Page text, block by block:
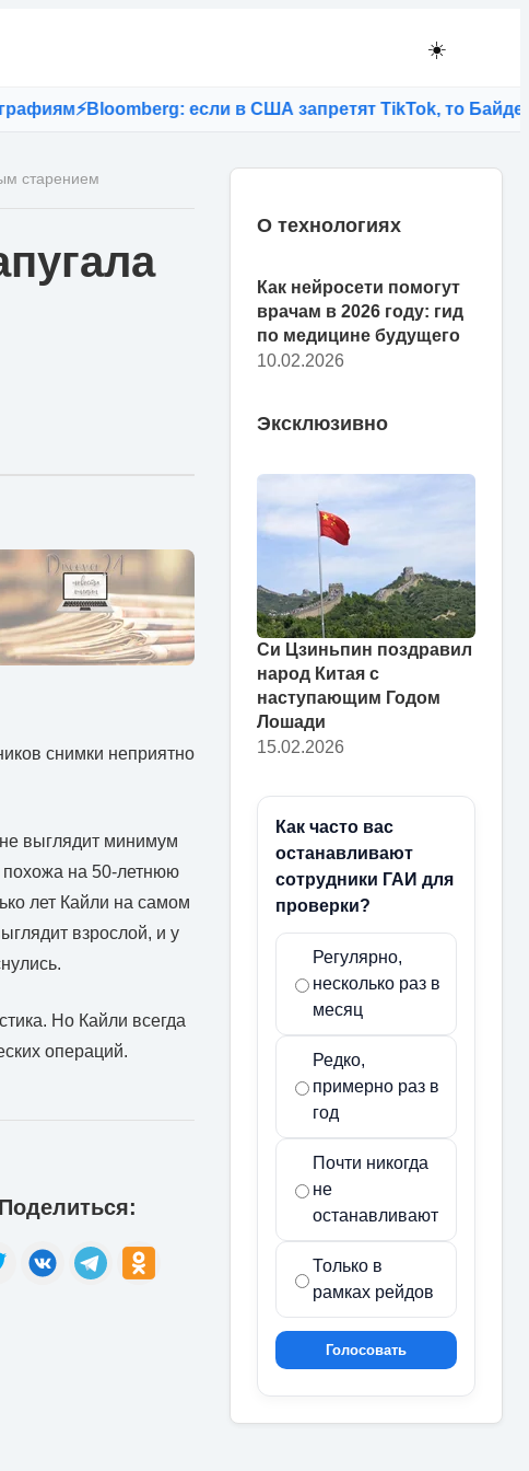
☀️
⚡Bloomberg: если в США запретят TikTok, то Байден
старением
снимки неприятно
выглядит минимум
похожа на 50-летнюю
лет Кайли на самом
взрослой, и у
Но Кайли всегда
операций.
Поделиться:
О технологиях
Как нейросети помогут
врачам в 2026 году: гид
по медицине будущего
10.02.2026
Эксклюзивно
Си Цзиньпин поздравил
народ Китая с
наступающим Годом
Лошади
15.02.2026
Как часто вас
останавливают
сотрудники ГАИ для
проверки?
Регулярно,
несколько раз в
месяц
Редко,
примерно раз в
год
Почти никогда
не
останавливают
Только в
рамках рейдов
Голосовать